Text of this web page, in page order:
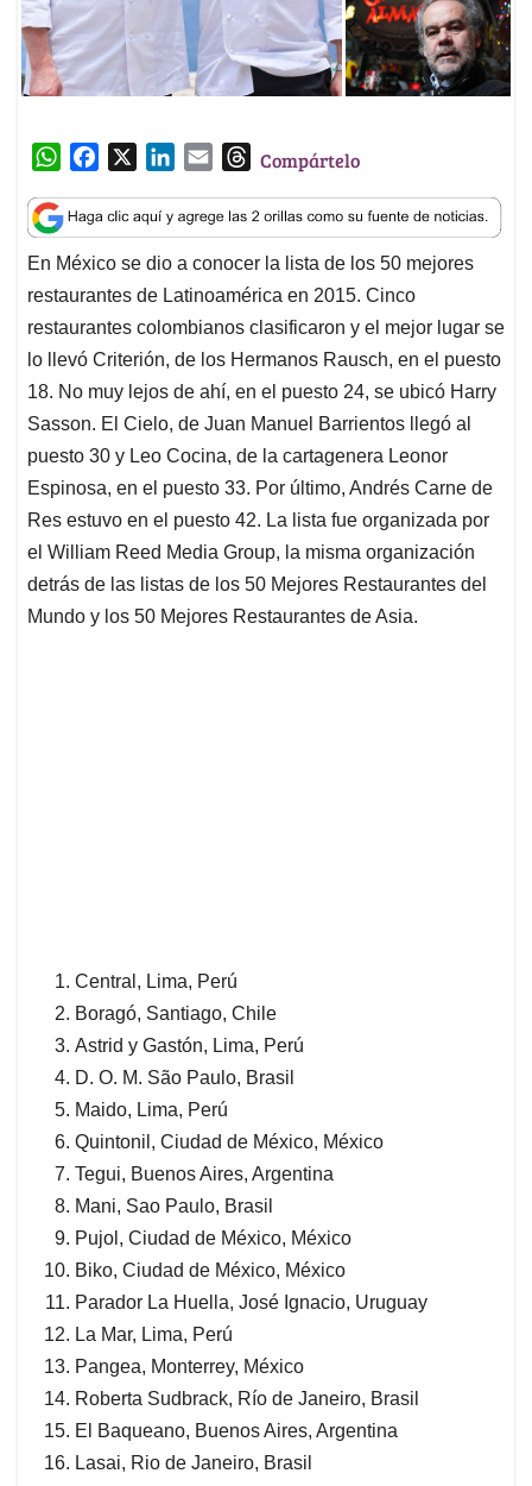
W
a
t
s
A
p
p
c
e
b
o
o
k
n
k
e
d
I
n
a
i
l
T
r
e
a
d
s
Compártelo
En México se dio a conocer la lista de los 50 mejores
restaurantes de Latinoamérica en 2015. Cinco
restaurantes colombianos clasificaron y el mejor lugar se
lo llevó Criterión, de los Hermanos Rausch, en el puesto
18. No muy lejos de ahí, en el puesto 24, se ubicó Harry
Sasson. El Cielo, de Juan Manuel Barrientos llegó al
puesto 30 y Leo Cocina, de la cartagenera Leonor
Espinosa, en el puesto 33. Por último, Andrés Carne de
Res estuvo en el puesto 42. La lista fue organizada por
el William Reed Media Group, la misma organización
detrás de las listas de los 50 Mejores Restaurantes del
Mundo y los 50 Mejores Restaurantes de Asia.
Central, Lima, Perú
Boragó, Santiago, Chile
Astrid y Gastón, Lima, Perú
D. O. M. São Paulo, Brasil
Maido, Lima, Perú
Quintonil, Ciudad de México, México
Tegui, Buenos Aires, Argentina
Mani, Sao Paulo, Brasil
Pujol, Ciudad de México, México
Biko, Ciudad de México, México
Parador La Huella, José Ignacio, Uruguay
La Mar, Lima, Perú
Pangea, Monterrey, México
Roberta Sudbrack, Río de Janeiro, Brasil
El Baqueano, Buenos Aires, Argentina
Lasai, Rio de Janeiro, Brasil